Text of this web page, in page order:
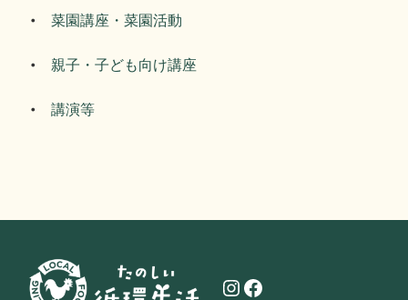
菜園講座・菜園活動
親子・子ども向け講座
講演等
Instagram Facebook